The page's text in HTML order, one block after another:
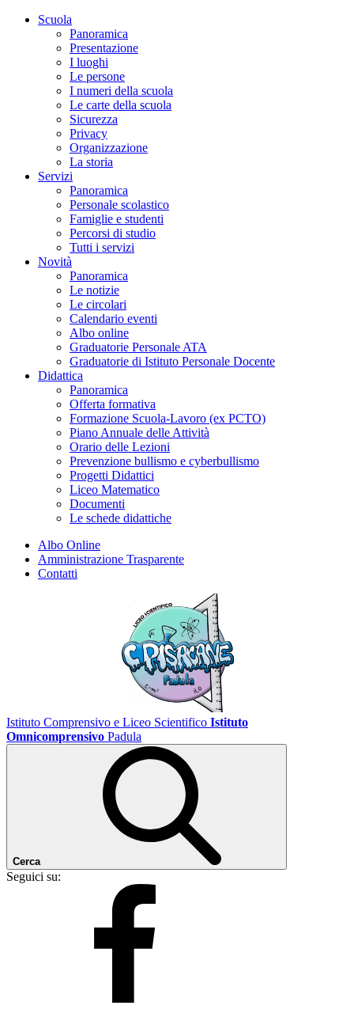
Scuola
Panoramica
Presentazione
I luoghi
Le persone
I numeri della scuola
Le carte della scuola
Sicurezza
Privacy
Organizzazione
La storia
Servizi
Panoramica
Personale scolastico
Famiglie e studenti
Percorsi di studio
Tutti i servizi
Novità
Panoramica
Le notizie
Le circolari
Calendario eventi
Albo online
Graduatorie Personale ATA
Graduatorie di Istituto Personale Docente
Didattica
Panoramica
Offerta formativa
Formazione Scuola-Lavoro (ex PCTO)
Piano Annuale delle Attività
Orario delle Lezioni
Prevenzione bullismo e cyberbullismo
Progetti Didattici
Liceo Matematico
Documenti
Le schede didattiche
Albo Online
Amministrazione Trasparente
Contatti
Istituto Comprensivo e Liceo Scientifico Istituto
Omnicomprensivo Padula
Cerca
Seguici su: